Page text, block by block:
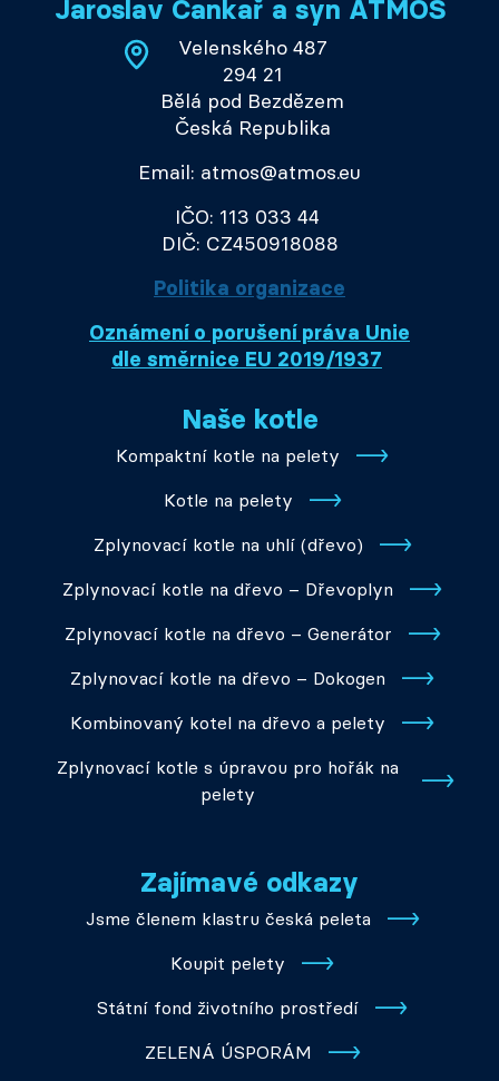
Jaroslav Cankař a syn ATMOS
Velenského 487
294 21
Bělá pod Bezdězem
Česká Republika
Email: atmos@atmos.eu
IČO: 113 033 44
DIČ: CZ450918088
Politika organizace
Oznámení o porušení práva Unie
dle směrnice EU 2019/1937
Naše kotle
Kompaktní kotle na pelety
Kotle na pelety
Zplynovací kotle na uhlí (dřevo)
Zplynovací kotle na dřevo – Dřevoplyn
Zplynovací kotle na dřevo – Generátor
Zplynovací kotle na dřevo – Dokogen
Kombinovaný kotel na dřevo a pelety
Zplynovací kotle s úpravou pro hořák na
pelety
Zajímavé odkazy
Jsme členem klastru česká peleta
Koupit pelety
Státní fond životního prostředí
ZELENÁ ÚSPORÁM